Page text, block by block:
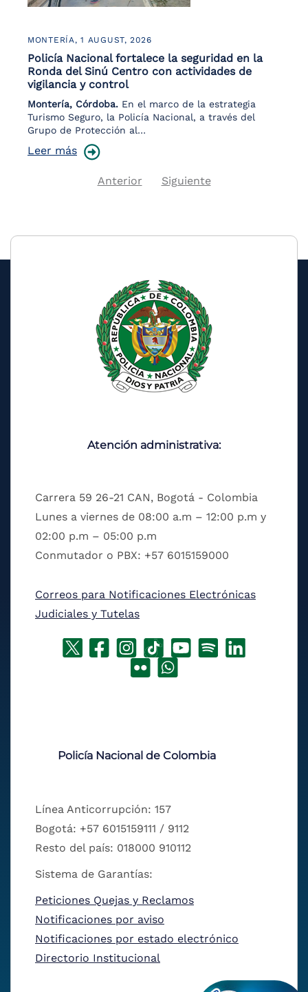
MONTERÍA,1 AUGUST, 2026
Policía Nacional fortalece la seguridad en la
Ronda del Sinú Centro con actividades de
vigilancia y control
Montería, Córdoba. En el marco de la estrategia
Turismo Seguro, la Policía Nacional, a través del
Grupo de Protección al…
Leer más
Pagination
Previous
Anterior
Next
Siguiente
Atención administrativa:
Carrera 59 26-21 CAN, Bogotá - Colombia
Lunes a viernes de 08:00 a.m – 12:00 p.m y
02:00 p.m – 05:00 p.m
Conmutador o PBX: +57 6015159000
Correos para Notificaciones Electrónicas
Judiciales y Tutelas
Policía Nacional de Colombia
Línea Anticorrupción: 157
Bogotá: +57 6015159111 / 9112
Resto del país: 018000 910112
Sistema de Garantías:
Peticiones Quejas y Reclamos
Notificaciones por aviso
Notificaciones por estado electrónico
Directorio Institucional